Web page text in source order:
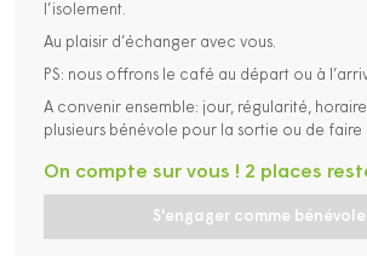
l’isolement.
Au plaisir d’échanger avec vous.
PS: nous offrons le café au départ ou à
A convenir ensemble: jour, régularité,
plusieurs bénévole pour la sortie ou de faire
S'engager comme bénévole
On compte sur vous ! 2 places